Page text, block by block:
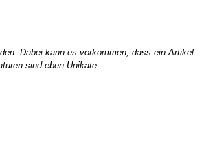
Dabei kann es vorkommen, dass ein Artikel
sind eben Unikate.